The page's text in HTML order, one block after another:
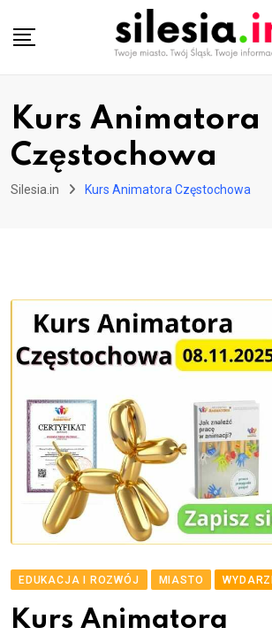
Kurs Animatora
Częstochowa
Silesia.in Kurs Animatora Częstochowa
EDUKACJA I ROZWÓJ MIASTO
Kurs Animatora